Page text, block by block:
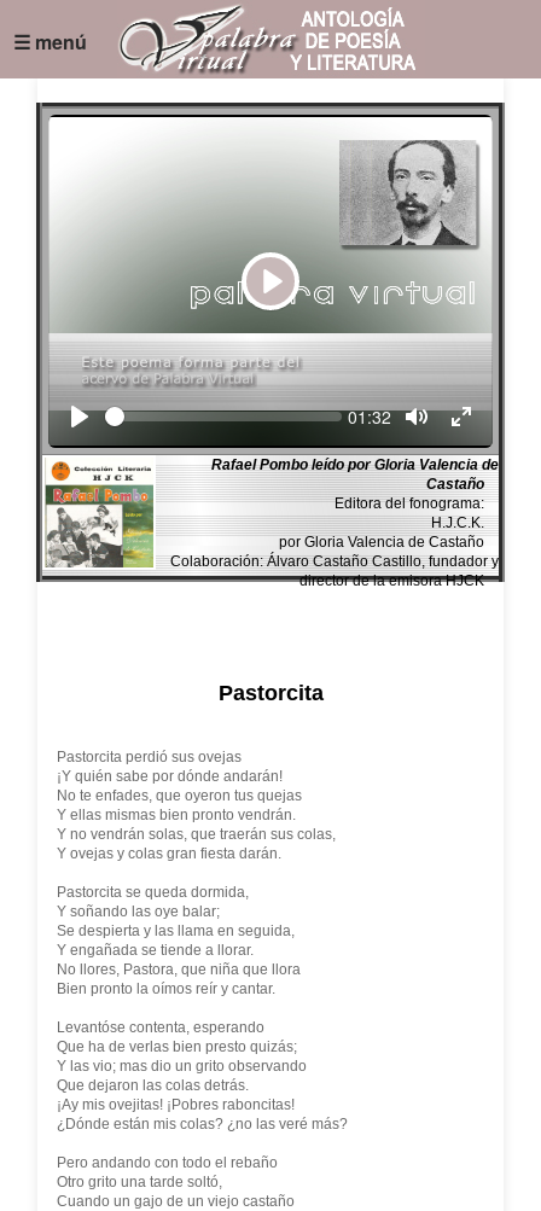
☰ menú
Play
Seek Current
01:32
Rafael Pombo leído por Gloria Valencia de
Castaño
Editora del fonograma:
H.J.C.K.
por Gloria Valencia de Castaño
Colaboración: Álvaro Castaño Castillo, fundador y
director de la emisora HJCK
Pastorcita
Pastorcita perdió sus ovejas
¡Y quién sabe por dónde andarán!
No te enfades, que oyeron tus quejas
Y ellas mismas bien pronto vendrán.
Y no vendrán solas, que traerán sus colas,
Y ovejas y colas gran fiesta darán.
Pastorcita se queda dormida,
Y soñando las oye balar;
Se despierta y las llama en seguida,
Y engañada se tiende a llorar.
No llores, Pastora, que niña que llora
Bien pronto la oímos reír y cantar.
Levantóse contenta, esperando
Que ha de verlas bien presto quizás;
Y las vio; mas dio un grito observando
Que dejaron las colas detrás.
¡Ay mis ovejitas! ¡Pobres raboncitas!
¿Dónde están mis colas? ¿no las veré más?
Pero andando con todo el rebaño
Otro grito una tarde soltó,
Cuando un gajo de un viejo castaño